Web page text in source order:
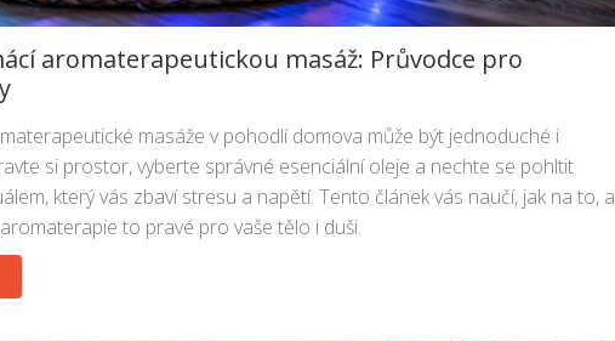
aromaterapeutickou masáž: Průvodce pro
masáže v pohodlí domova může být jednoduché i
si prostor, vyberte správné esenciální oleje a nechte se pohltit
který vás zbaví stresu a napětí. Tento článek vás naučí, jak na to, a
to pravé pro vaše tělo i duši.